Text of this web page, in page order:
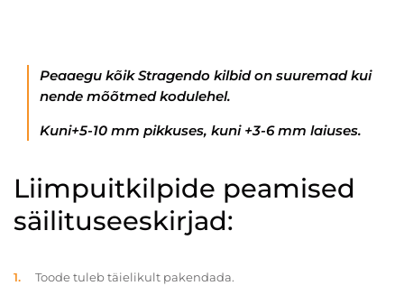
Peaaegu kõik Stragendo kilbid on suuremad kui
nende mõõtmed kodulehel.
Kuni+5-10 mm pikkuses, kuni +3-6 mm laiuses.
Liimpuitkilpide peamised
säilituseeskirjad:
Toode tuleb täielikult pakendada.